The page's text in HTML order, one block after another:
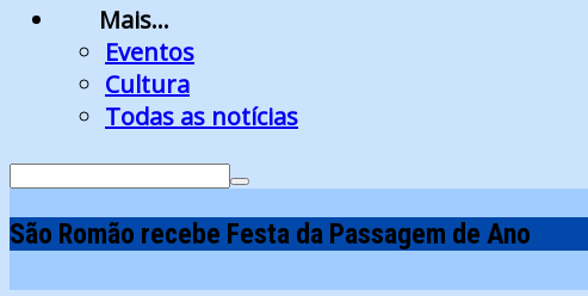
Mais…
Eventos
Cultura
Todas as notícias
Search
São Romão recebe Festa da Passagem de Ano